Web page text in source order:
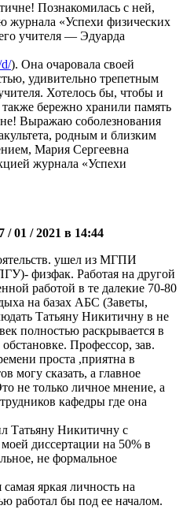
Познакомилась с ней,
журнала «Успехи физических
учителя — Эдуарда
). Она очаровала своей
удивительно трепетным
Хотелось бы, чтобы и
бережно хранили память
Выражаю соболезнования
родным и близким
Мария Сергеевна
журнала «Успехи
/ 01 / 2021 в 14:44
ушел из МГПИ
физфак. Работая на другой
работой в те далекие 70-80
на базах АБС (Заветы,
Татьяну Никитичну в не
полностью раскрывается в
Профессор, зав.
проста ,приятна в
могу сказать, а главное
не только личное мнение, а
кафедры где она
Татьяну Никитичну с
диссертации на 50% в
не формальное
яркая личность на
работал бы под ее началом.